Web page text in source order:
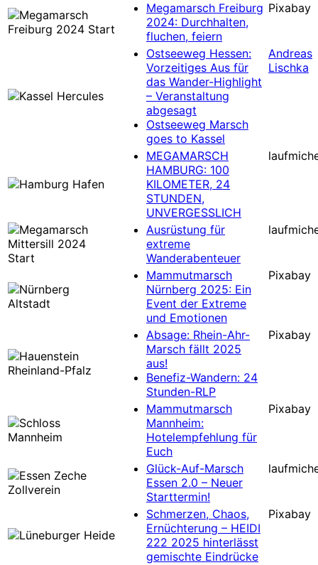
Megamarsch Freiburg
2024: Durchhalten,
fluchen, feiern
Pixabay
Ostseeweg Hessen:
Vorzeitiges Aus für
das Wander-Highlight
– Veranstaltung
abgesagt
Ostseeweg Marsch
goes to Kassel
Andreas
Lischka
MEGAMARSCH
HAMBURG: 100
KILOMETER, 24
STUNDEN,
UNVERGESSLICH
Ausrüstung für
extreme
Wanderabenteuer
Mammutmarsch
Nürnberg 2025: Ein
Event der Extreme
und Emotionen
Pixabay
Absage: Rhein-Ahr-
Marsch fällt 2025
aus!
Benefiz-Wandern: 24
Stunden-RLP
Pixabay
Mammutmarsch
Mannheim:
Hotelempfehlung für
Euch
Pixabay
Glück-Auf-Marsch
Essen 2.0 – Neuer
Starttermin!
Schmerzen, Chaos,
Ernüchterung – HEIDI
222 2025 hinterlässt
gemischte Eindrücke
Pixabay